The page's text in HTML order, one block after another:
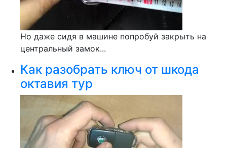
Но даже сидя в машине попробуй закрыть на
центральный замок...
Как разобрать ключ от шкода
октавия тур